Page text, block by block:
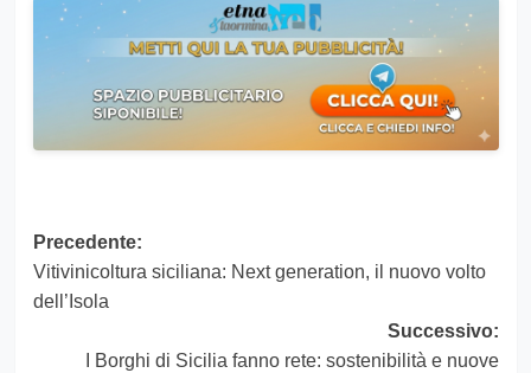
Navigazione
articolo
Precedente:
Vitivinicoltura siciliana: Next generation, il nuovo volto
dell’Isola
Successivo:
I Borghi di Sicilia fanno rete: sostenibilità e nuove